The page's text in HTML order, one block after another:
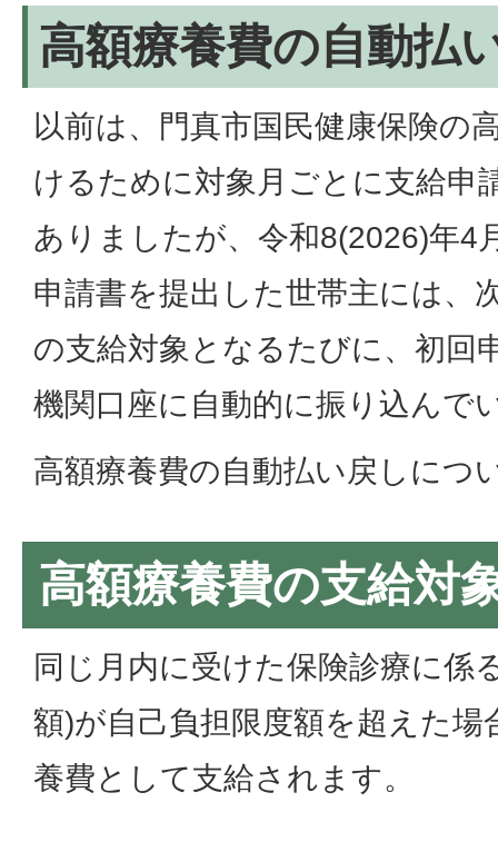
高額療養費の自動払
以前は、門真市国民健康保険の
けるために対象月ごとに支給申
ありましたが、令和8(2026)年4
申請書を提出した世帯主には、
の支給対象となるたびに、初回
機関口座に自動的に振り込んで
高額療養費の自動払い戻しにつ
高額療養費の支給対
同じ月内に受けた保険診療に係
額)が自己負担限度額を超えた場
養費として支給されます。